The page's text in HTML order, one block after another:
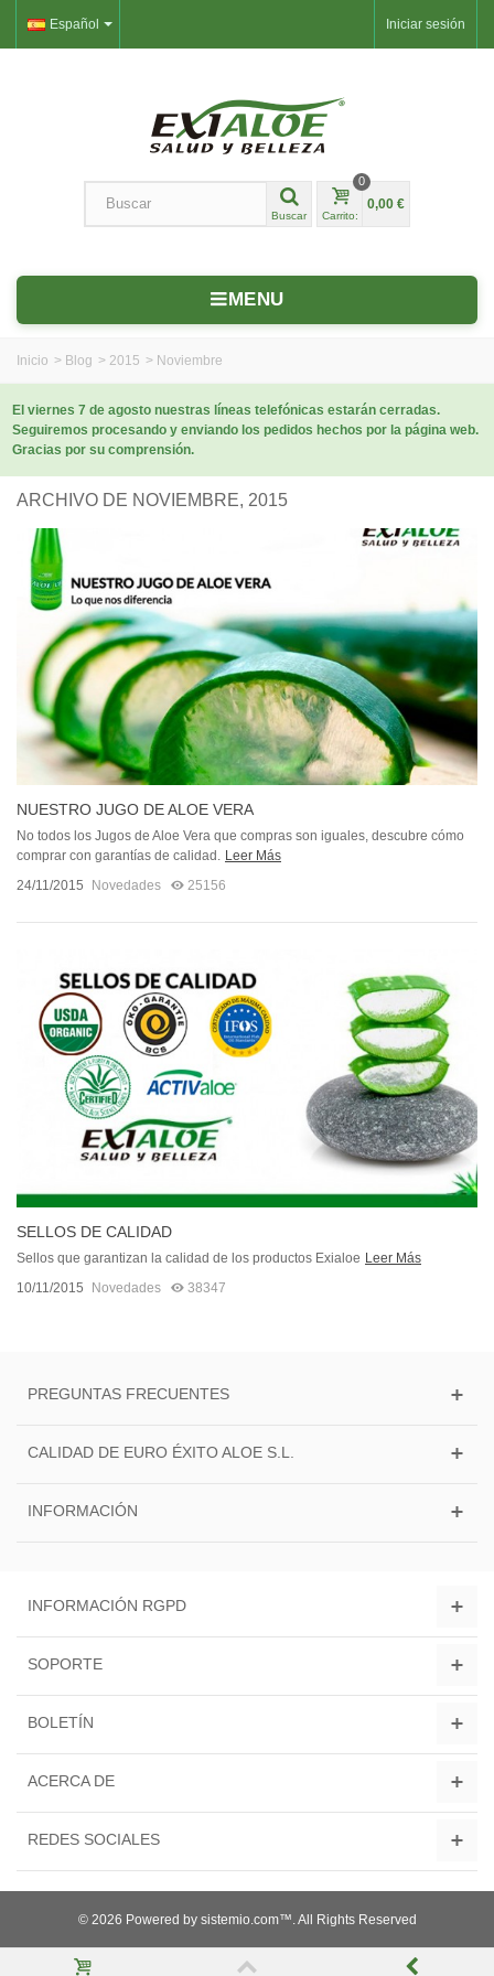
Iniciar sesión
Español
Buscar Carrito:
0
0,00 €
MENU
Inicio > Blog > 2015 > Noviembre
El viernes 7 de agosto nuestras líneas telefónicas estarán cerradas.
Seguiremos procesando y enviando los pedidos hechos por la página web.
Gracias por su comprensión.
ARCHIVO DE NOVIEMBRE, 2015
NUESTRO JUGO DE ALOE VERA
No todos los Jugos de Aloe Vera que compras son iguales, descubre cómo
comprar con garantías de calidad. Leer Más
24/11/2015
Novedades 25156
SELLOS DE CALIDAD
Sellos que garantizan la calidad de los productos Exialoe Leer Más
10/11/2015
Novedades 38347
PREGUNTAS FRECUENTES
CALIDAD DE EURO ÉXITO ALOE S.L.
INFORMACIÓN
INFORMACIÓN RGPD
SOPORTE
BOLETÍN
ACERCA DE
REDES SOCIALES
© 2026 Powered by sistemio.com™. All Rights Reserved